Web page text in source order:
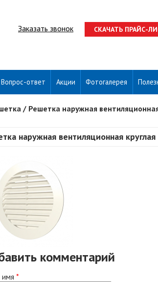
Заказать звонок СКАЧАТЬ ПРАЙС-
Вопрос-ответ Акции Фотогалерея
/ Решетка наружная
наружная вентиляционная
комментарий
*